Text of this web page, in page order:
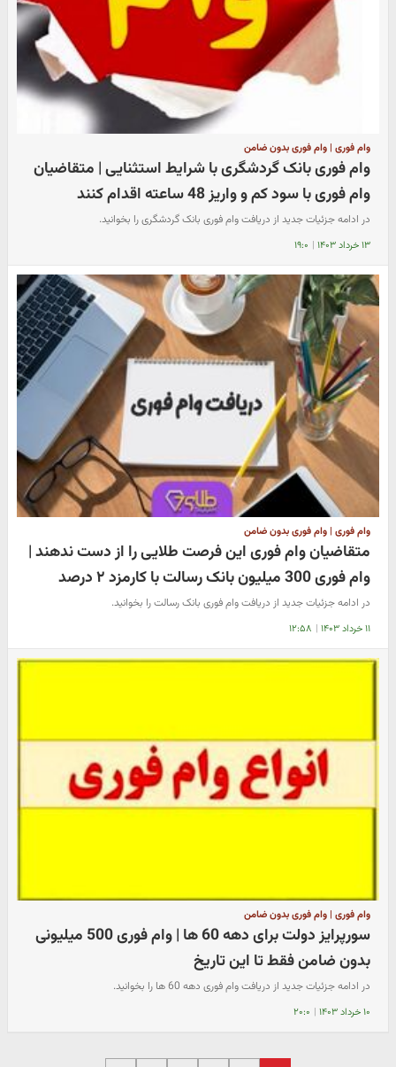
وام فوری | وام فوری بدون ضامن
وام فوری بانک گردشگری با شرایط استثنایی | متقاضیان
وام فوری با سود کم و واریز 48 ساعته اقدام کنند
در ادامه جزئیات جدید از دریافت وام فوری بانک گردشگری را بخوانید.
۱۳ خرداد ۱۴۰۳ | ۱۹:۰
وام فوری | وام فوری بدون ضامن
متقاضیان وام فوری این فرصت طلایی را از دست ندهند |
وام فوری 300 میلیون بانک رسالت با کارمزد ۲ درصد
در ادامه جزئیات جدید از دریافت وام فوری بانک رسالت را بخوانید.
۱۱ خرداد ۱۴۰۳ | ۱۲:۵۸
وام فوری | وام فوری بدون ضامن
سورپرایز دولت برای دهه 60 ها | وام فوری 500 میلیونی
بدون ضامن فقط تا این تاریخ
در ادامه جزئیات جدید از دریافت وام فوری دهه 60 ها را بخوانید.
۱۰ خرداد ۱۴۰۳ | ۲۰:۰